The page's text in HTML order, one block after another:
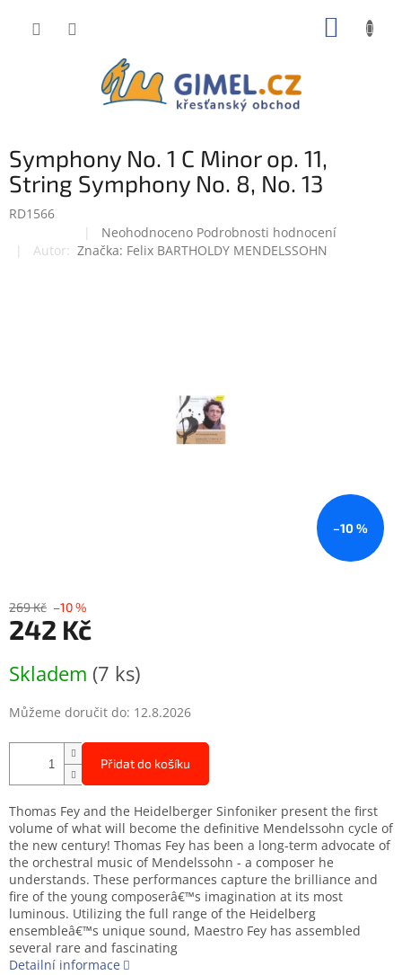
Symphony No. 1 C Minor op. 11,
String Symphony No. 8, No. 13
RD1566
Průměrné
hodnocení
Neohodnoceno Podrobnosti hodnocení
Značka: Felix BARTHOLDY MENDELSSOHN
–10 %
269 Kč –10 %
242 Kč
cena:
Skladem (7 ks)
Můžeme doručit do: 12.8.2026
Přidat do košíku
Thomas Fey and the Heidelberger Sinfoniker present the first
volume of what will become the definitive Mendelssohn cycle of
the new century! Thomas Fey has been a long-term advocate of
the orchestral music of Mendelssohn - a composer he
understands. These performances capture the brilliance and
fire of the young composerâ€™s imagination at its most
luminous. Utilizing the full range of the Heidelberg
ensembleâ€™s unique sound, Maestro Fey has assembled
several rare and fascinating
Detailní informace